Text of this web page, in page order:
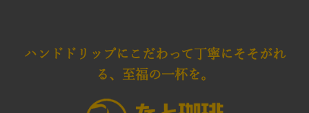
ハンドドリップにこだわって 丁寧にそそがれ
る、至福の一杯を。